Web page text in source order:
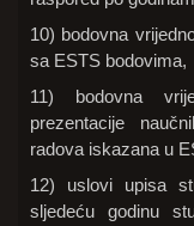
10) bodovna
sa ESTS bodovima,
11) bodovna
prezentacije
radova iskazana u
12) uslovi upisa
sljedeću godinu